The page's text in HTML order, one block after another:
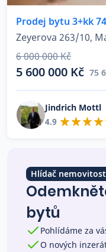
Co říkají naši
Blog
O nás
Kariéra
Prodej bytu 3+kk
6 000 000 Kč
5 600 000 Kč 75
Jindrich Mottl
4.9
Hlídač
bytů
Pohlídáme za
O nových